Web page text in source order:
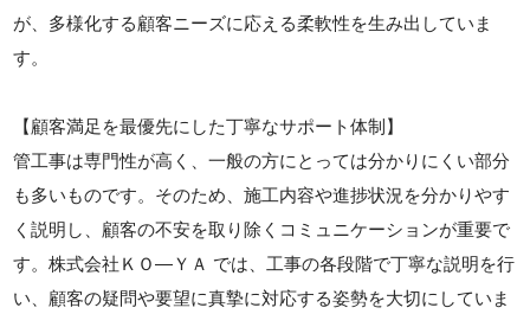
が、多様化する顧客ニーズに応える柔軟性を生み出していま
す。
【顧客満足を最優先にした丁寧なサポート体制】
管工事は専門性が高く、一般の方にとっては分かりにくい部分
も多いものです。そのため、施工内容や進捗状況を分かりやす
く説明し、顧客の不安を取り除くコミュニケーションが重要で
す。株式会社ＫＯ―ＹＡ では、工事の各段階で丁寧な説明を行
い、顧客の疑問や要望に真摯に対応する姿勢を大切にしていま